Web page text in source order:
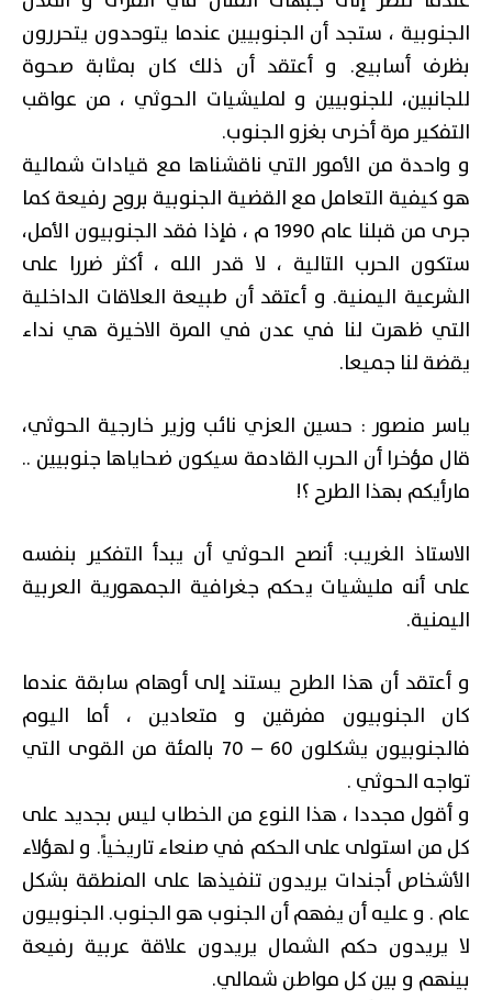
الجنوبية ، ستجد أن الجنوبيين عندما يتوحدون يتحررون
بظرف أسابيع. و أعتقد أن ذلك كان بمثابة صحوة
للجانبين، للجنوبيين و لمليشيات الحوثي ، من عواقب
التفكير مرة أخرى بغزو الجنوب.
و واحدة من الأمور التي ناقشناها مع قيادات شمالية
هو كيفية التعامل مع القضية الجنوبية بروح رفيعة كما
جرى من قبلنا عام 1990 م ، فإذا فقد الجنوبيون الأمل،
ستكون الحرب التالية ، لا قدر الله ، أكثر ضررا على
الشرعية اليمنية. و أعتقد أن طبيعة العلاقات الداخلية
التي ظهرت لنا في عدن في المرة الاخيرة هي نداء
يقضة لنا جميعا.
ياسر منصور : حسين العزي نائب وزير خارجية الحوثي،
قال مؤخرا أن الحرب القادمة سيكون ضحاياها جنوبيين ..
مارأيكم بهذا الطرح ؟!
الاستاذ الغريب: أنصح الحوثي أن يبدأ التفكير بنفسه
على أنه مليشيات يحكم جغرافية الجمهورية العربية
اليمنية.
و أعتقد أن هذا الطرح يستند إلى أوهام سابقة عندما
كان الجنوبيون مفرقين و متعادين ، أما اليوم
فالجنوبيون يشكلون 60 – 70 بالمئة من القوى التي
تواجه الحوثي .
و أقول مجددا ، هذا النوع من الخطاب ليس بجديد على
كل من استولى على الحكم في صنعاء تاريخياً. و لهؤلاء
الأشخاص أجندات يريدون تنفيذها على المنطقة بشكل
عام . و عليه أن يفهم أن الجنوب هو الجنوب. الجنوبيون
لا يريدون حكم الشمال يريدون علاقة عربية رفيعة
بينهم و بين كل مواطن شمالي.